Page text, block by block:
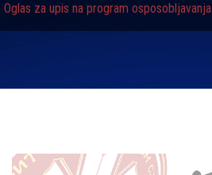
Oglas za upis na program osposobljavanja